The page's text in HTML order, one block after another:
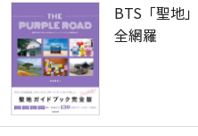
BTS「聖地
全網羅